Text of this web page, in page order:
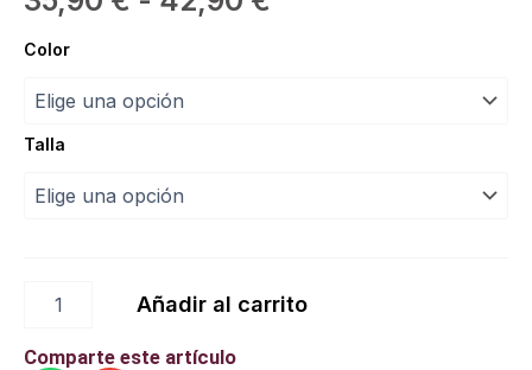
Color
Talla
Mallas
cantidad
Añadir al carrito
Comparte este artículo